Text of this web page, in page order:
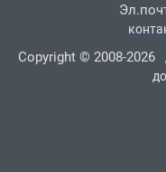
Copyright © 2008-2026